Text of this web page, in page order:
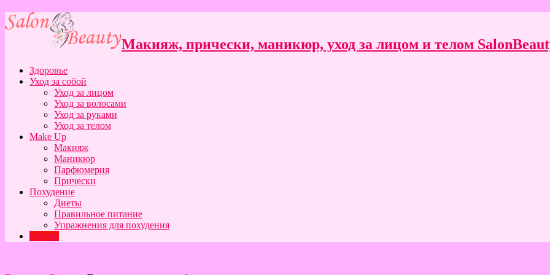
Макияж, прически, маникюр, уход за лицом и телом
Здоровье
Уход за собой
Уход за лицом
Уход за волосами
Уход за руками
Уход за телом
Make Up
Макияж
Маникюр
Парфюмерия
Прически
Похудение
Диеты
Правильное питание
Упражнения для похудения
Статьи